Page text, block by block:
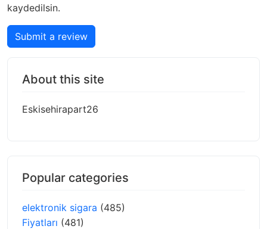
kaydedilsin.
Submit a review
About this site
Eskisehirapart26
Popular categories
elektronik sigara (485)
Fiyatları (481)